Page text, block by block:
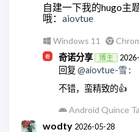
自建一下我的hugo主
哦： aiovtue
Windows 11
奇诺分享
博主
回复 @aiovtue-雪 :
不错，蛮精致的👍
Android Quince
wodty 2026-05-28